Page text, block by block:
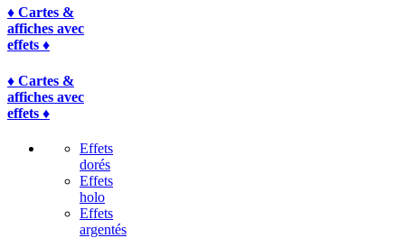
♦ Cartes &
affiches avec
effets ♦
♦ Cartes &
affiches avec
effets ♦
Effets
dorés
Effets
holo
Effets
argentés